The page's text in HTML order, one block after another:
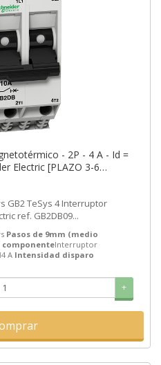
- 2P - 4 A - Id =
Electric [PLAZO 3-6
ref. GB2DB09...
Pasos de 9mm (medio
componenteInterruptor
4 A Intensidad disparo
+